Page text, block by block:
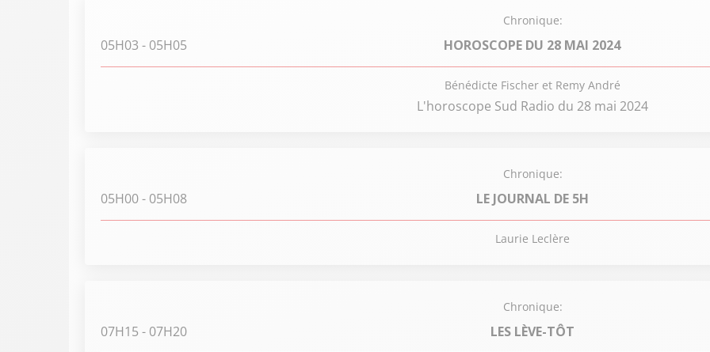
Chronique:
05H03 - 05H05 HOROSCOPE DU 28 MAI 2024
Bénédicte Fischer et Remy André
L'horoscope Sud Radio du 28 mai 2024
Chronique:
05H00- 05H08 LE JOURNAL DE 5H
Laurie Leclère
Chronique:
07H15 - 07H20 LES LÈVE-TÔT